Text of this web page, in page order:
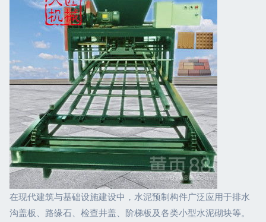
在现代建筑与基础设施建设中，水泥预制构件广泛应用于排水
沟盖板、路缘石、检查井盖、阶梯板及各类小型水泥砌块等。